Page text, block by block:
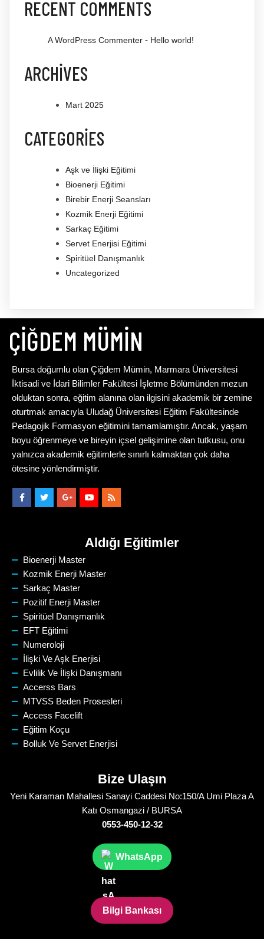
RECENT COMMENTS
A WordPress Commenter - Hello world!
ARCHIVES
Mart 2025
CATEGORIES
Aşk ve İlişki Eğitimi
Bioenerji Eğitimi
Birebir Enerji Seansları
Kozmik Enerji Eğitimi
Sarkaç Eğitimi
Servet Enerjisi Eğitimi
Spiritüel Danışmanlık
Uncategorized
ÇIĞDEM MÜMIN
Bursa doğumlu olan Çiğdem Mümin, Marmara Üniversitesi
İktisadi ve İdari Bilimler Fakültesi İşletme Bölümünden mezun
olduktan sonra, eğitim alanına olan ilgisini akademik bir zemine
oturtmak amacıyla Uludağ Üniversitesi Eğitim Fakültesinde
Pedagojik Formasyon eğitimini tamamlamıştır. Ancak, yaşam
boyu öğrenmeye ve bireyin içsel gelişimine olan tutkusu, onu
yalnızca akademik eğitimlerle sınırlı kalmaktan çok daha
ötesine yönlendirmiştir.
Aldığı Eğitimler
Bioenerji Master
Kozmik Enerji Master
Sarkaç Master
Pozitif Enerji Master
Spiritüel Danışmanlık
EFT Eğitimi
Numeroloji
İlişki Ve Aşk Enerjisi
Evlilik Ve İlişki Danışmanı
Accerss Bars
MTVSS Beden Prosesleri
Access Facelift
Eğitim Koçu
Bolluk Ve Servet Enerjisi
Bize Ulaşın
Yeni Karaman Mahallesi Sanayi Caddesi No:150/A Umi Plaza A
Katı Osmangazi / BURSA
0553-450-12-32
WhatsApp
Bilgi Bankası